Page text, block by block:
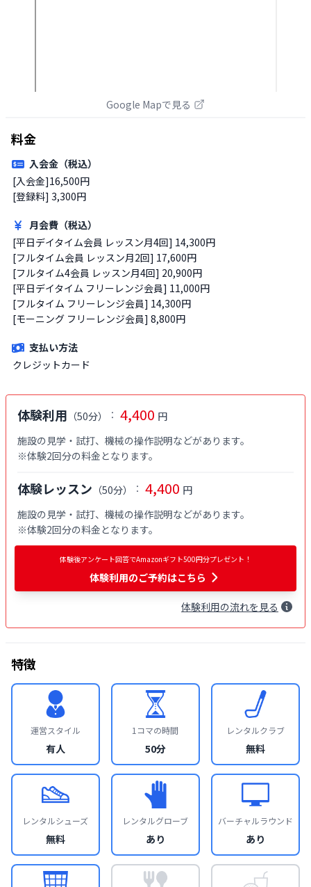
Google Mapで見る
料金
入会金（税込）
[入会金]16,500円
[登録料] 3,300円
月会費（税込）
[平日デイタイム会員 レッスン月4回] 14,300円
[フルタイム会員 レッスン月2回] 17,600円
[フルタイム4会員 レッスン月4回] 20,900円
[平日デイタイム フリーレンジ会員] 11,000円
[フルタイム フリーレンジ会員] 14,300円
[モーニング フリーレンジ会員] 8,800円
支払い方法
クレジットカード
体験利用 （50分） ： 4,400 円
施設の見学・試打、機械の操作説明などがあります。
※体験2回分の料金となります。
体験レッスン （50分） ： 4,400 円
施設の見学・試打、機械の操作説明などがあります。
※体験2回分の料金となります。
体験後アンケート回答でAmazonギフト500円分プレゼント！
体験利用のご予約はこちら
体験利用の流れを見る
特徴
運営スタイル
有人
1コマの時間
50分
レンタルクラブ
無料
レンタルシューズ
無料
レンタルグローブ
あり
バーチャルラウンド
あり